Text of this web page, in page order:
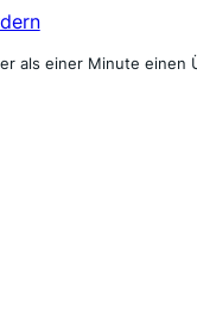
als einer Minute einen